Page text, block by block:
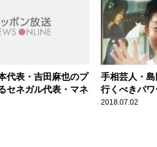
代表・吉田麻也のプ
セネガル代表・マネ
手相芸人・
行くべきパワ
2018.07.02